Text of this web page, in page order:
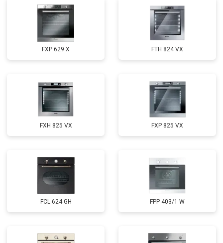
FXP 629 X FTH 824 VX
FXH 825 VX FXP 825 VX
FCL 624 GH FPP 403/1 W